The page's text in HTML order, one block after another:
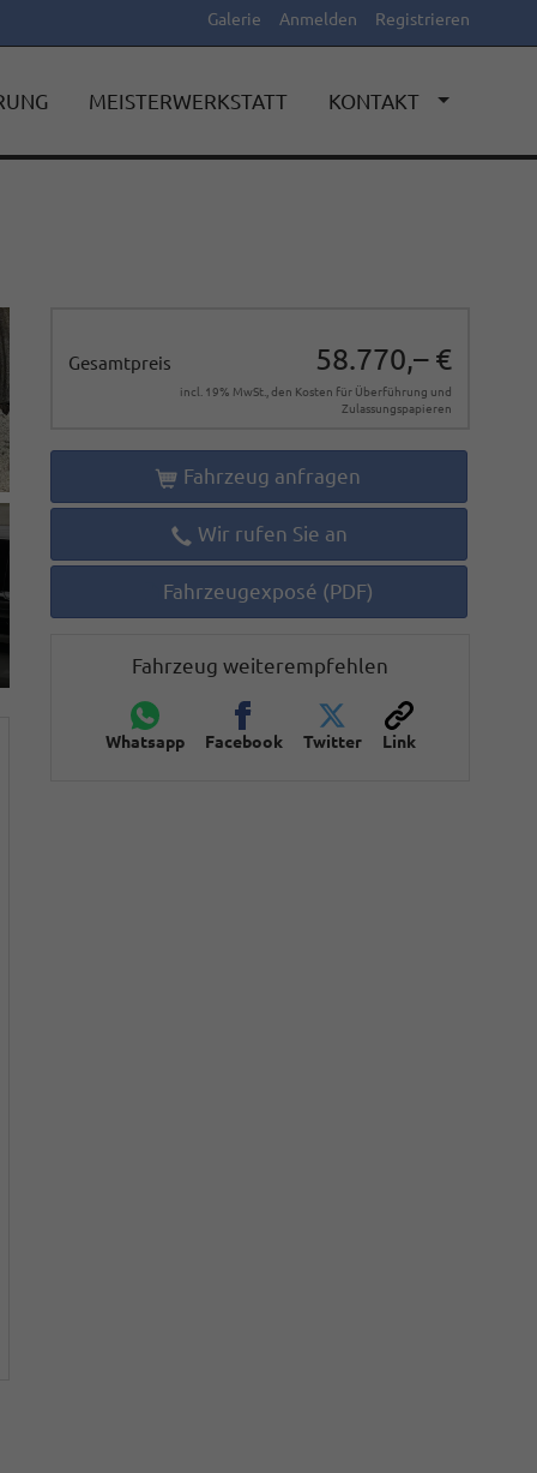
Galerie Anmelden Registrieren
MEISTERWERKSTATT KONTAKT
Gesamtpreis 58.770,– €
incl. 19% MwSt., den Kosten für Überführung und
Zulassungspapieren
Fahrzeug anfragen
Wir rufen Sie an
Fahrzeugexposé (PDF)
Fahrzeug weiterempfehlen
Whatsapp Facebook Twitter Link